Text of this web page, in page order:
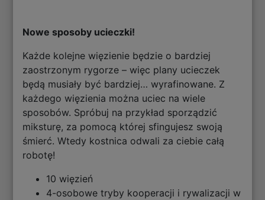
Nowe sposoby ucieczki!
Każde kolejne więzienie będzie o bardziej
zaostrzonym rygorze – więc plany ucieczek
będą musiały być bardziej… wyrafinowane. Z
każdego więzienia można uciec na wiele
sposobów. Spróbuj na przykład sporządzić
miksturę, za pomocą której sfingujesz swoją
śmierć. Wtedy kostnica odwali za ciebie całą
robotę!
10 więzień
4-osobowe tryby kooperacji i rywalizacji w